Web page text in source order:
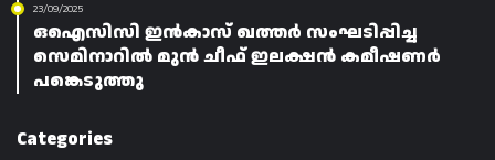
23/09/2025
ഒഐസിസി ഇൻകാസ് ഖത്തർ സംഘടിപ്പിച്ച
സെമിനാറിൽ മുൻ ചീഫ് ഇലക്ഷൻ കമീഷണർ
പങ്കെടുത്തു
Categories